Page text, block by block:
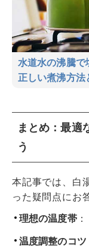
水道水の沸騰で
正しい煮沸方法
まとめ：最適
う
本記事では、白
った疑問点にお
理想の温度帯
温度調整のコツ